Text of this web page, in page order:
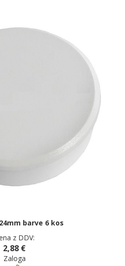
barve 6 kos
z DDV:
2,88 €
Zaloga